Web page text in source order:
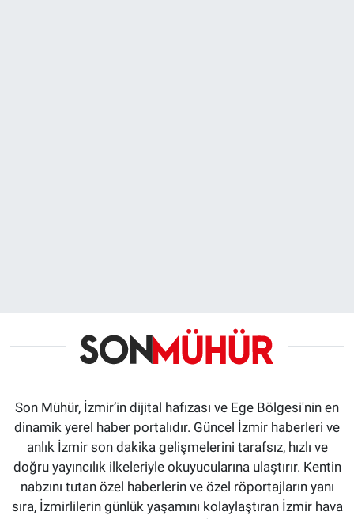
Son Mühür, İzmir’in dijital hafızası ve Ege Bölgesi'nin en
dinamik yerel haber portalıdır. Güncel İzmir haberleri ve
anlık İzmir son dakika gelişmelerini tarafsız, hızlı ve
doğru yayıncılık ilkeleriyle okuyucularına ulaştırır. Kentin
nabzını tutan özel haberlerin ve özel röportajların yanı
sıra, İzmirlilerin günlük yaşamını kolaylaştıran İzmir hava